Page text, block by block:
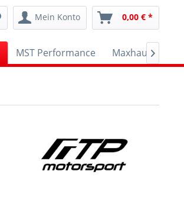
Mein Konto 0,00 € *
MST Performance Maxhaust
